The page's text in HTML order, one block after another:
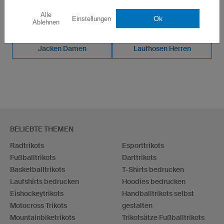
Laufhosen Damen Lauftrikots Damen
Jacken Damen Laufhosen Herren
BELIEBTE THEMEN
Radtrikots
Fußballtrikots
Basketballtrikots
Laufshirts bedrucken
Eishockeytrikots
Motocross Trikots
Mountainbiketrikots
Esporttrikots
Darttrikots
T-Shirts bedrucken
Hoodies bedrucken
Handballtrikots selbst
gestalten
Trikotsätze Fußballtrikots
Alle
Ablehnen
Einstellungen Ok